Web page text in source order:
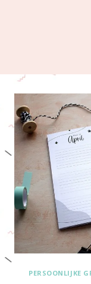
PERSOONLIJKE